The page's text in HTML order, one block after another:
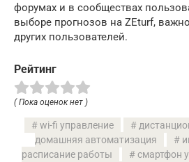
форумах и в сообществах
выборе прогнозов на ZEturf,
других пользователей.
Рейтинг
( Пока оценок нет )
wi-fi управление
домашняя автоматизация
расписание работы
смартфон